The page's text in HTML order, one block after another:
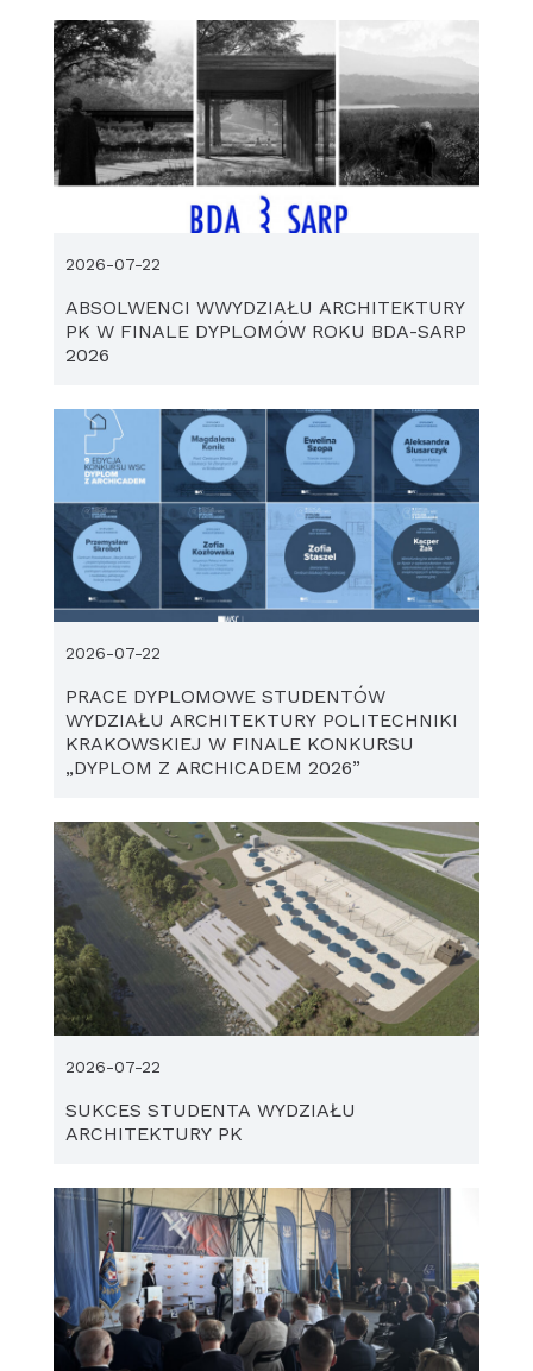
ABSOLWENCI WWYDZIAŁU ARCHITEKTURY
PK W FINALE DYPLOMÓW ROKU BDA-SARP
2026
2026-07-22
PRACE DYPLOMOWE STUDENTÓW
WYDZIAŁU ARCHITEKTURY POLITECHNIKI
KRAKOWSKIEJ W FINALE KONKURSU
„DYPLOM Z ARCHICADEM 2026”
2026-07-22
SUKCES STUDENTA WYDZIAŁU
ARCHITEKTURY PK
2026-07-22